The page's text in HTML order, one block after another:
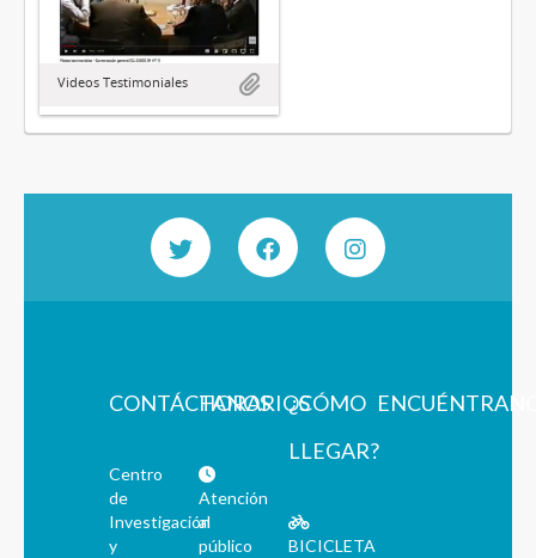
Videos Testimoniales
CONTÁCTANOS
Centro
de
Investigación
y
HORARIOS
Atención
al
público
¿CÓMO
LLEGAR?
BICICLETA